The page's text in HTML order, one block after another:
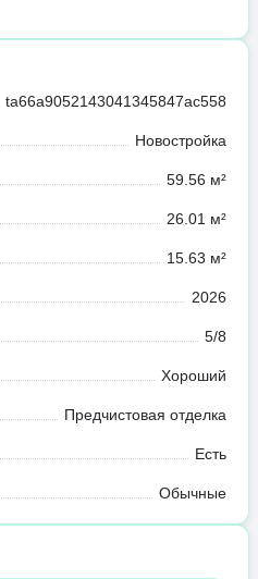
ta66a9052143041345847ac558
Новостройка
59.56 м²
26.01 м²
15.63 м²
2026
5/8
Хороший
Предчистовая отделка
Есть
Обычные